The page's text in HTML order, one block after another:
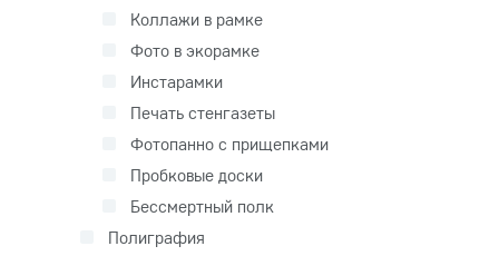
Коллажи в рамке
Фото в экорамке
Инстарамки
Печать стенгазеты
Фотопанно с прищепками
Пробковые доски
Бессмертный полк
Полиграфия